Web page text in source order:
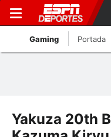
Gaming Portada
Yakuza 20th